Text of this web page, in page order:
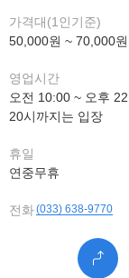
가격대(1인기준)
50,000원 ~ 70,000원
영업시간
오전 10:00 ~ 오후
20시까지는 입장
휴일
연중무휴
전화(033) 638-9770